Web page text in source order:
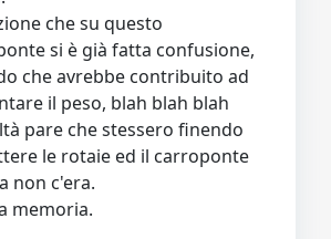
che su questo
si è già fatta confusione,
che avrebbe contribuito ad
il peso, blah blah blah
pare che stessero finendo
le rotaie ed il carroponte
non c'era.
memoria.